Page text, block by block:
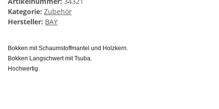
Kategorie: Zubehör
Hersteller: BAY
Bokken mit Schaumstoffmantel und Holzkern.
Bokken Langschwert mit Tsuba.
Hochwertig.